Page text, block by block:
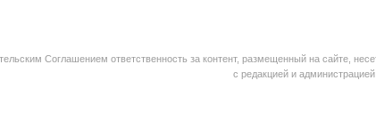
Соглашением ответственность за контент, размещенный на сайте,
с редакцией и